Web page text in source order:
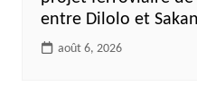
entre Dilolo et
août 6, 2026